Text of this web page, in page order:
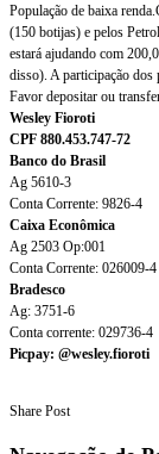
População de baixa
(150 botijas) e pelos
estará ajudando com
disso). A participação dos
Favor depositar ou
Wesley Fioroti
CPF 880.453.747-72
Banco do Brasil
Ag 5610-3
Conta Corrente: 9826-4
Caixa Econômica
Ag 2503 Op:001
Conta Corrente: 026009-4
Bradesco
Ag: 3751-6
Conta corrente: 029736-4
Picpay: @wesley.fioroti
Share Post